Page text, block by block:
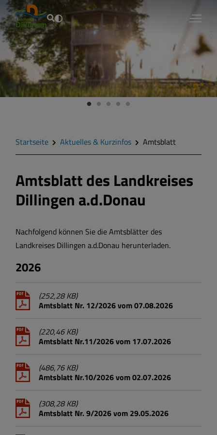
Aktuelles &
Kurzinfos
Landkreis &Bürgerservice
Bildung &Kultur
Tourismus &Freizeit
Gesundheit &
Fouad Vollmer
Startseite Aktuelles & Kurzinfos Amtsblatt
Amtsblatt des Landkreises
Dillingen a.d.Donau
Nachfolgend können Sie die Amtsblätter des
Landkreises Dillingen a.d.Donau herunterladen.
2026
(252,28 KB)
Amtsblatt Nr. 12/2026 vom 07.08.2026
(220,46 KB)
Amtsblatt Nr.11/2026 vom 17.07.2026
(486,76 KB)
Amtsblatt Nr.10/2026 vom 02.07.2026
(308,28 KB)
Amtsblatt Nr. 9/2026 vom 29.05.2026